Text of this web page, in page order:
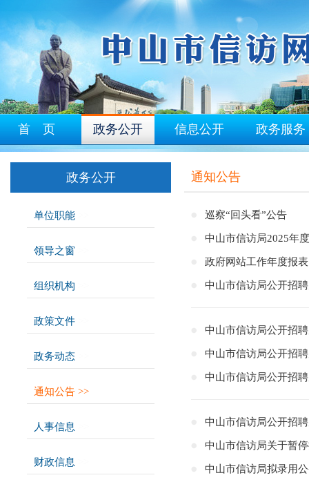
首 页 政务公开 信息公开 政务服务
政务公开
单位职能
领导之窗
组织机构
政策文件
政务动态
通知公告 >>
人事信息
财政信息
通知公告
巡察“回头看”公告
中山市信访局2025年
政府网站工作年度报
中山市信访局公开招
中山市信访局公开招
中山市信访局公开招
中山市信访局公开招
中山市信访局公开招
中山市信访局关于暂
中山市信访局拟录用